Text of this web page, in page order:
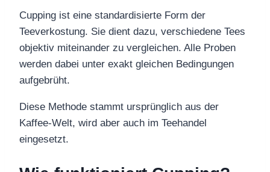
Cupping ist eine standardisierte Form der
Teeverkostung. Sie dient dazu, verschiedene Tees
objektiv miteinander zu vergleichen. Alle Proben
werden dabei unter exakt gleichen Bedingungen
aufgebrüht.
Diese Methode stammt ursprünglich aus der
Kaffee-Welt, wird aber auch im Teehandel
eingesetzt.